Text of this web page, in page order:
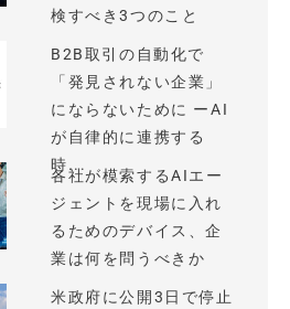
検すべき3つのこと
B2B取引の自動化で
「発見されない企業」
にならないために ーAI
が自律的に連携する
時...
各社が模索するAIエー
ジェントを現場に入れ
るためのデバイス、企
業は何を問うべきか
米政府に公開3日で停止